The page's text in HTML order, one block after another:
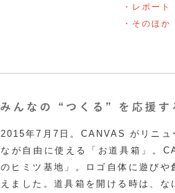
・レポート
・そのほか
2015年7月7日。CANVAS がリニュ
なが自由に使える「お道具箱」。
のヒミツ基地」。ロゴ自体に遊び
えました。道具箱を開ける時は、